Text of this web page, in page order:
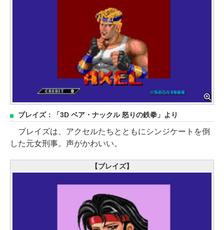
ブレイズ：「3D ベア・ナックル 怒りの鉄拳」より
ブレイズは、アクセルたちとともにシンジケートを倒
した元女刑事。声がかわいい。
【ブレイズ】